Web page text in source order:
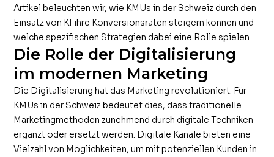
Artikel beleuchten wir, wie KMUs in der Schweiz durch den
Einsatz von KI ihre Konversionsraten steigern können und
welche spezifischen Strategien dabei eine Rolle spielen.
Die Rolle der Digitalisierung
im modernen Marketing
Die Digitalisierung hat das Marketing revolutioniert. Für
KMUs in der Schweiz bedeutet dies, dass traditionelle
Marketingmethoden zunehmend durch digitale Techniken
ergänzt oder ersetzt werden. Digitale Kanäle bieten eine
Vielzahl von Möglichkeiten, um mit potenziellen Kunden in